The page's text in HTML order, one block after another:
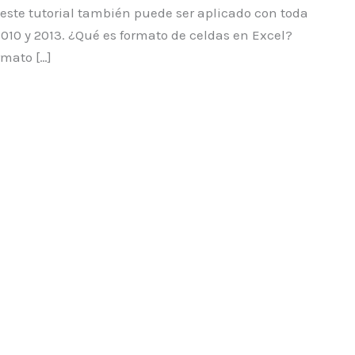
tutorial también puede ser aplicado con toda
y 2013. ¿Qué es formato de celdas en Excel?
[…]